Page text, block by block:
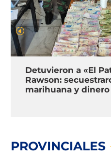
Detuvieron a «El
Rawson:
marihuana y
PROVINCIALES